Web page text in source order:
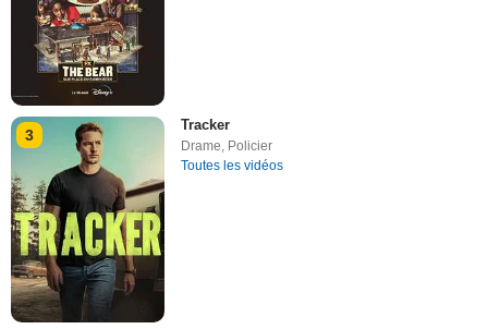
3
Tracker
Drame, Policier
Toutes les vidéos